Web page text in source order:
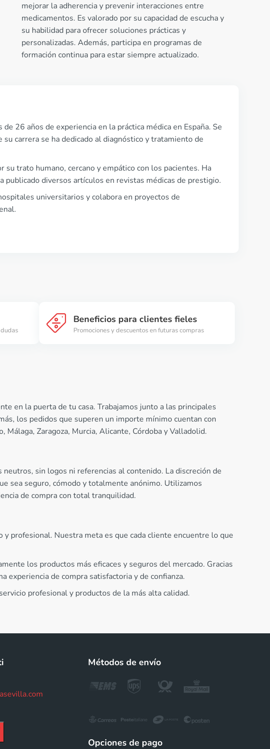
mejorar la adherencia y prevenir interacciones entre
medicamentos. Es valorado por su capacidad de escucha y
su habilidad para ofrecer soluciones prácticas y
personalizadas. Además, participa en programas de
formación continua para estar siempre actualizado.
26 años de experiencia en la práctica médica en España. Se
carrera se ha dedicado al diagnóstico y tratamiento de
trato humano, cercano y empático con los pacientes. Ha
publicado diversos artículos en revistas médicas de prestigio.
universitarios y colabora en proyectos de
Beneficios para clientes fieles
Promociones y descuentos en futuras compras
en la puerta de tu casa. Trabajamos junto a las principales
los pedidos que superen un importe mínimo cuentan con
Zaragoza, Murcia, Alicante, Córdoba y Valladolid.
sin logos ni referencias al contenido. La discreción de
sea seguro, cómodo y totalmente anónimo. Utilizamos
de compra con total tranquilidad.
profesional. Nuestra meta es que cada cliente encuentre lo que
los productos más eficaces y seguros del mercado. Gracias
experiencia de compra satisfactoria y de confianza.
profesional y productos de la más alta calidad.
Métodos de envío
Opciones de pago